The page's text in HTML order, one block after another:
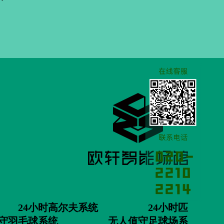
24小时高尔夫系统
24小时匹
羽毛球系统
无人值守足球场系